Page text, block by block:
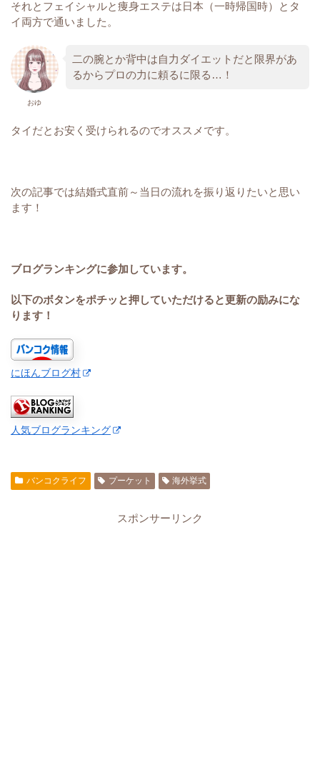
それとフェイシャルと痩身エステは日本（一時帰国時）とタ
イ両方で通いました。
おゆ
二の腕とか背中は自力ダイエットだと限界があ
るからプロの力に頼るに限る…！
タイだとお安く受けられるのでオススメです。
次の記事では結婚式直前～当日の流れを振り返りたいと思い
ます！
ブログランキングに参加しています。
以下のボタンをポチッと押していただけると更新の励みにな
ります！
にほんブログ村
人気ブログランキング
バンコクライフ プーケット 海外挙式
スポンサーリンク